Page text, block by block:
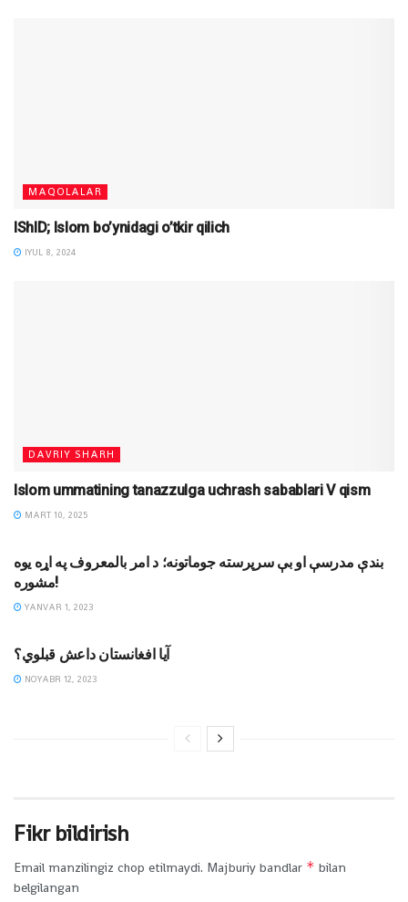
MAQOLALAR
IShID; Islom bo’ynidagi o’tkir qilich
IYUL 8, 2024
DAVRIY SHARH
Islom ummatining tanazzulga uchrash sabablari V qism
MART 10, 2025
بندې مدرسې او بې سرپرسته جوماتونه؛ د امر بالمعروف په اړه يوه
مشوره!
YANVAR 1, 2023
آيا افغانستان داعش قبلوي؟
NOYABR 12, 2023
Fikr bildirish
Email manzilingiz chop etilmaydi. Majburiy bandlar * bilan
belgilangan